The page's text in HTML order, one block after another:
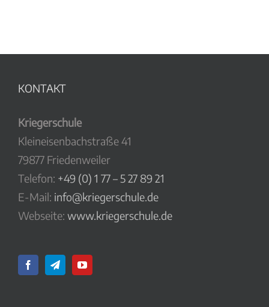
KONTAKT
Kriegerschule
Kleineisenbachstraße 41
79877 Friedenweiler
Telefon: +49 (0) 1 77 – 5 27 89 21
E-Mail: info@kriegerschule.de
Webseite: www.kriegerschule.de